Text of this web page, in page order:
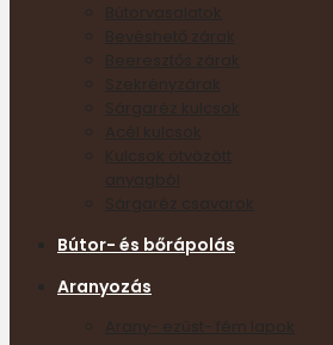
Bútorvasalatok
Bevéshető zárak
Beeresztős zárak
Szekrényzárak
Sárgaréz kulcsok
Acél kulcsok
Kulcsok ötvözött
Sárgaréz csavarok
Bútor- és bőrápolás
Aranyozás
Arany- ezüst- fém lapok